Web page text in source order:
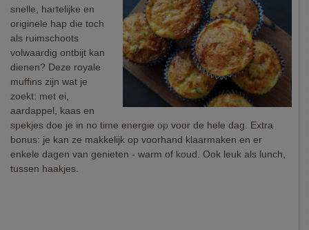
snelle, hartelijke en
originele hap die toch
als ruimschoots
volwaardig ontbijt kan
dienen? Deze royale
muffins zijn wat je
zoekt: met ei,
aardappel, kaas en
spekjes doe je in no time energie op voor de hele dag. Extra
bonus: je kan ze makkelijk op voorhand klaarmaken en er
enkele dagen van genieten - warm of koud. Ook leuk als lunch,
tussen haakjes.